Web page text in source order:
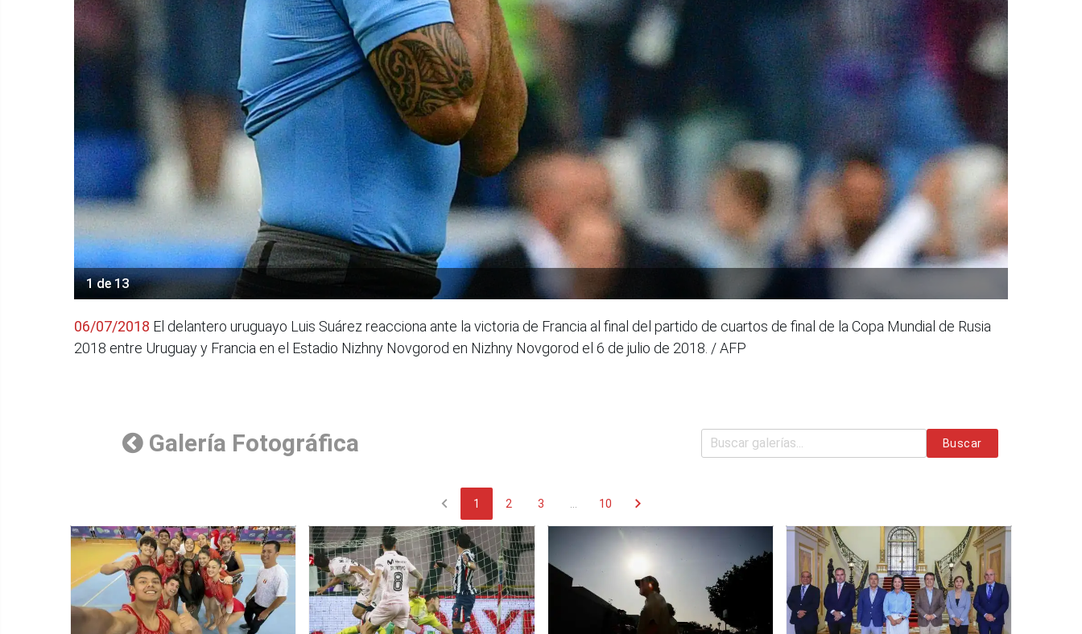
1 de 13
06/07/2018 El delantero uruguayo Luis Suárez reacciona ante la victoria de Francia al final del partido de cuartos de final de la Copa Mundial de Rusia
2018 entre Uruguay y Francia en el Estadio Nizhny Novgorod en Nizhny Novgorod el 6 de julio de 2018. / AFP
Galería Fotográfica Buscar
chevron_left 1 2 3 10 chevron_right